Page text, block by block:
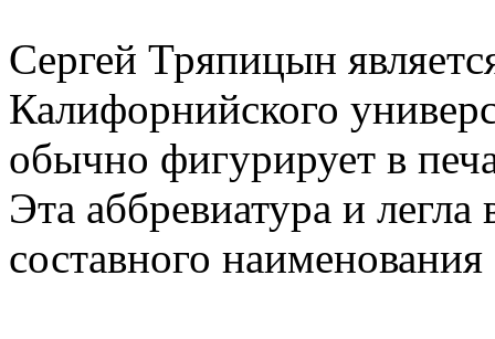
Сергей Тряпицын
Калифорнийского
обычно фигурирует в
Эта аббревиатура и
составного